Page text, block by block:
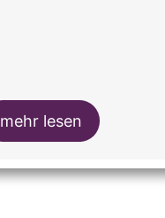
mehr lesen